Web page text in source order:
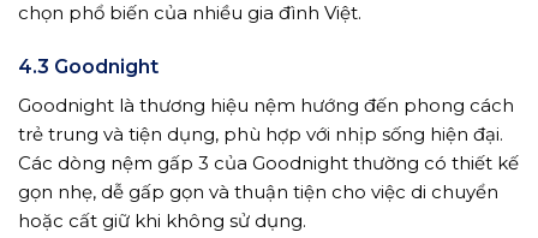
chọn phổ biến của nhiều gia đình Việt.
4.3 Goodnight
Goodnight là thương hiệu nệm hướng đến phong cách
trẻ trung và tiện dụng, phù hợp với nhịp sống hiện đại.
Các dòng nệm gấp 3 của Goodnight thường có thiết kế
gọn nhẹ, dễ gấp gọn và thuận tiện cho việc di chuyển
hoặc cất giữ khi không sử dụng.